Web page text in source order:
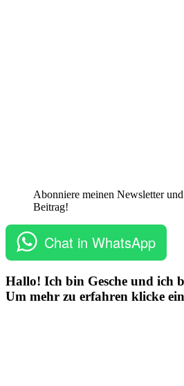
Abonniere meinen Newsletter
Beitrag!
Chat in WhatsApp
Hallo! Ich bin Gesche und ich
Um mehr zu erfahren klicke